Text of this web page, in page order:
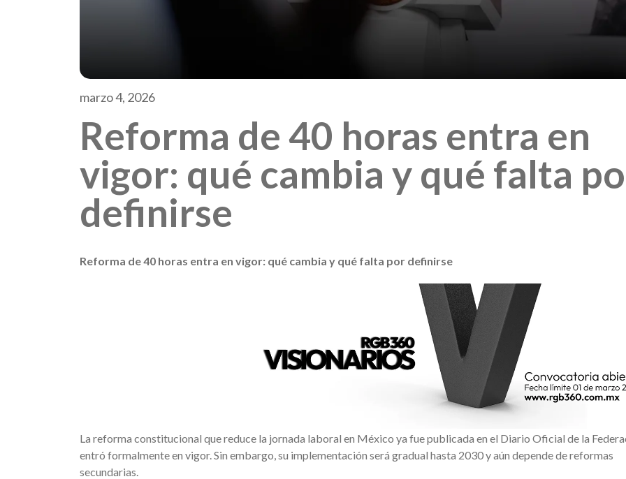
marzo 4, 2026
Reforma de 40 horas entra en
vigor: qué cambia y qué falta
definirse
Reforma de 40 horas entra en vigor: qué cambia y qué falta por definirse
La reforma constitucional que reduce la jornada laboral en México ya fue publicada en el Diario Oficial de la
entró formalmente en vigor. Sin embargo, su implementación será gradual hasta 2030 y aún depende de reformas
secundarias.